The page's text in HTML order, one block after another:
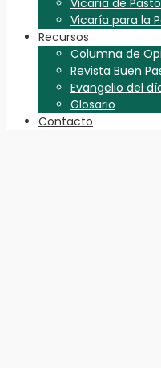
Vicaría para la
Recursos
Columna de
Revista Buen
Evangelio del
Glosario
Contacto